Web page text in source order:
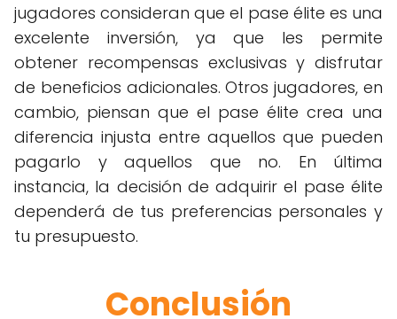
jugadores consideran que el pase élite es una
excelente inversión, ya que les permite
obtener recompensas exclusivas y disfrutar
de beneficios adicionales. Otros jugadores, en
cambio, piensan que el pase élite crea una
diferencia injusta entre aquellos que pueden
pagarlo y aquellos que no. En última
instancia, la decisión de adquirir el pase élite
dependerá de tus preferencias personales y
tu presupuesto.
Conclusión